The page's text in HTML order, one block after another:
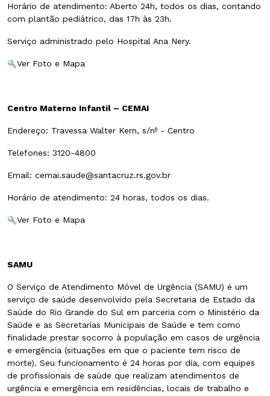
Horário de atendimento: Aberto 24h, todos os dias, contando
com plantão pediátrico, das 17h às 23h.
Serviço administrado pelo Hospital Ana Nery.
Ver Foto e Mapa
Centro Materno Infantil – CEMAI
Endereço: Travessa Walter Kern, s/nº - Centro
Telefones: 3120-4800
Email: cemai.saude@santacruz.rs.gov.br
Horário de atendimento: 24 horas, todos os dias.
Ver Foto e Mapa
SAMU
O Serviço de Atendimento Móvel de Urgência (SAMU) é um
serviço de saúde desenvolvido pela Secretaria de Estado da
Saúde do Rio Grande do Sul em parceria com o Ministério da
Saúde e as Secretarias Municipais de Saúde e tem como
finalidade prestar socorro à população em casos de urgência
e emergência (situações em que o paciente tem risco de
morte). Seu funcionamento é 24 horas por dia, com equipes
de profissionais de saúde que realizam atendimentos de
urgência e emergência em residências, locais de trabalho e